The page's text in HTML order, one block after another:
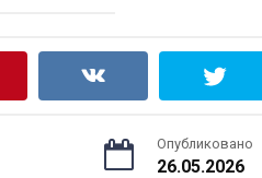
Опубликовано
26.05.2026